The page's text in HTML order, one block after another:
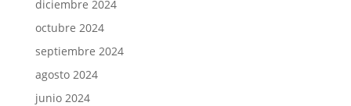
diciembre 2024
octubre 2024
septiembre 2024
agosto 2024
junio 2024